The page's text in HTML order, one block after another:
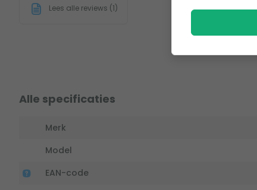
Lees alle reviews (1)
Alle specificaties
Merk
Model
EAN-code